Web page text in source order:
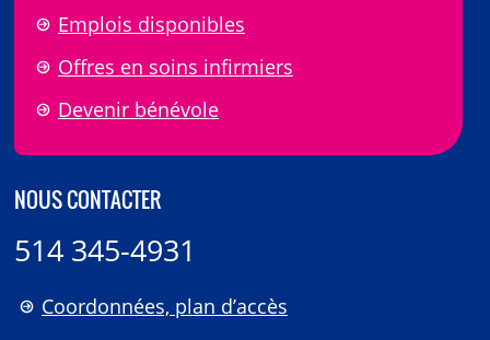
Emplois disponibles
Offres en soins infirmiers
Devenir bénévole
NOUS CONTACTER
514 345-4931
Coordonnées, plan d’accès